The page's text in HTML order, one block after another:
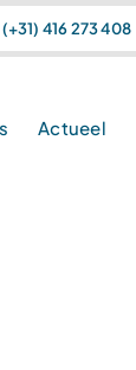
416 273 408
Actueel